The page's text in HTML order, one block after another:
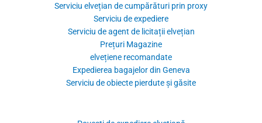
Serviciu elvețian de cumpărături prin proxy
Serviciu de expediere
Serviciu de agent de licitații elvețian
Prețuri Magazine
elvețiene recomandate
Expedierea bagajelor din Geneva
Serviciu de obiecte pierdute și găsite